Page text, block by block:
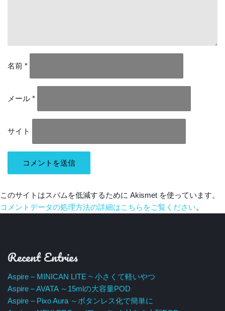
名前 *
メール *
サイト
このサイトはスパムを低減するために Akismet を使っています。
コメントデータの処理方法の詳細はこちらをご覧ください。
Recent Entries
Aspire – MINICAN LITE ~ 小さくて軽いやつ
Aspire – AVATA ～15mlの大容量POD
Aspire – Pixo Aura ～ボタンレス化で簡単に